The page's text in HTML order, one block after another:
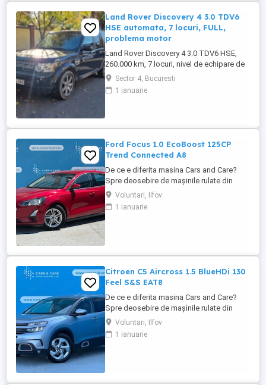
Land Rover Discovery 4 3.0 TDV6
HSE automata, 7 locuri, FULL,
problema motor
Land Rover Discovery 4 3.0 TDV6 HSE,
260.000 km, 7 locuri, nivel de echipare de
top. DETALII MOTOR ȘI STAREA
CURENTA: - Motor 3.0 TDV6 (2993 CC),
244 CP, Tracțiune integrală (4x4), Cutie
sistemul de răcire. - Diagnostic ...
Sector 4, Bucuresti
1 ianuarie
Ford Focus 1.0 EcoBoost 125CP
Trend Connected A8
De ce e diferita masina Cars and Care?
Spre deosebire de mașinile rulate din
piața obișnuită, aceasta vine direct din
flota proprie a Business Lease — parte a
grupului internațional Autobinck, cu peste
Voluntari, Ilfov
1 ianuarie
Citroen C5 Aircross 1.5 BlueHDi 130
Feel S&S EAT8
De ce e diferita masina Cars and Care?
Spre deosebire de mașinile rulate din
piața obișnuită, aceasta vine direct din
flota proprie a Business Lease — parte a
grupului internațional Autobinck, cu peste
Voluntari, Ilfov
1 ianuarie